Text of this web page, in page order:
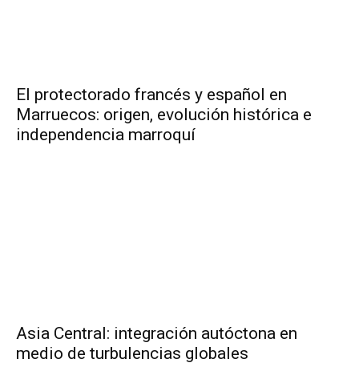
El protectorado francés y español en
Marruecos: origen, evolución histórica e
independencia marroquí
Asia Central: integración autóctona en
medio de turbulencias globales